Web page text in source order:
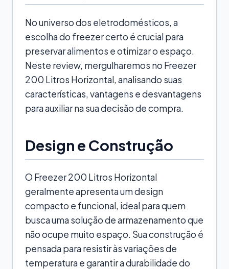
No universo dos eletrodomésticos, a
escolha do freezer certo é crucial para
preservar alimentos e otimizar o espaço.
Neste review, mergulharemos no Freezer
200 Litros Horizontal, analisando suas
características, vantagens e desvantagens
para auxiliar na sua decisão de compra.
Design e Construção
O Freezer 200 Litros Horizontal
geralmente apresenta um design
compacto e funcional, ideal para quem
busca uma solução de armazenamento que
não ocupe muito espaço. Sua construção é
pensada para resistir às variações de
temperatura e garantir a durabilidade do